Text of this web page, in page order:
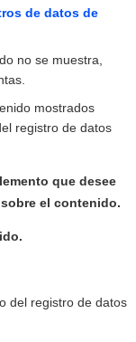
de datos de
no se muestra,
mostrados
registro de datos
que desee
el contenido.
del registro de datos